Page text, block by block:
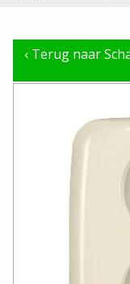
‹Terug naar